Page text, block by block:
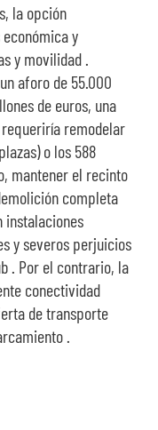
la opción
y
y movilidad .
aforo de 55.000
de euros, una
remodelar
o los 588
mantener el recinto
completa
instalaciones
y severos perjuicios
. Por el contrario, la
conectividad
de transporte
.